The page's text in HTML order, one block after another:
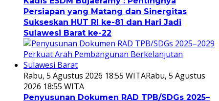
Persiapan yang Matang dan Sinergitas
Sukseskan HUT RI ke-81 dan Hari Jadi
Sulawesi Barat ke-22
Rabu, 5 Agustus 2026 18:55 WITARabu, 5 Agustus
2026 18:55 WITA
Penyusunan Dokumen RAD TPB/SDGs 2025–